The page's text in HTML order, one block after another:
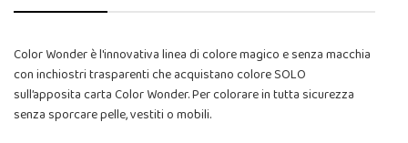
Color Wonder è l'innovativa linea di colore magico e senza macchia
con inchiostri trasparenti che acquistano colore SOLO
sull’apposita carta Color Wonder. Per colorare in tutta sicurezza
senza sporcare pelle, vestiti o mobili.